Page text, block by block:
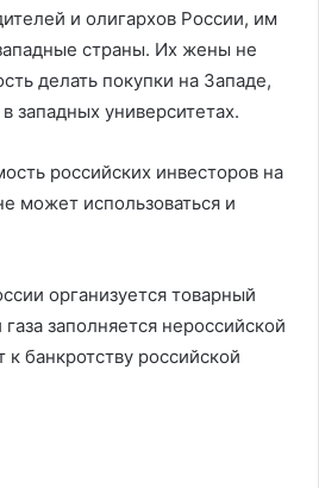
и олигархов России, им
страны. Их жены не
делать покупки на Западе,
западных университетах.
российских инвесторов на
может использоваться и
организуется товарный
заполняется нероссийской
банкротству российской